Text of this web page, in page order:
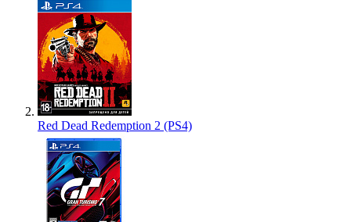
Red Dead Redemption 2 (PS4)